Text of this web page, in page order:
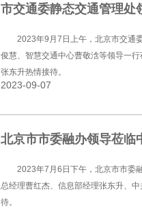
市交通委静态交通管理处
2023年9月7日上午，北京市交通
俊慧、智慧交通中心曹敬浛等领导一
张东升热情接待。
2023-09-07
北京市市委融办领导莅临
2023年7月6日下午，北京市市委
总经理曹红杰、信息部经理张东升、
待。